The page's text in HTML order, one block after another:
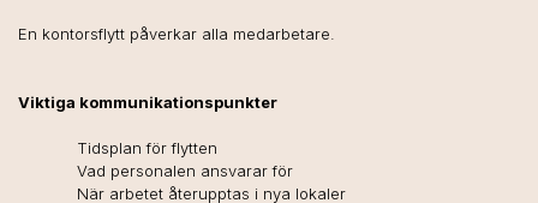
En kontorsflytt påverkar alla medarbetare.
Viktiga kommunikationspunkter
Tidsplan för flytten
Vad personalen ansvarar för
När arbetet återupptas i nya lokaler